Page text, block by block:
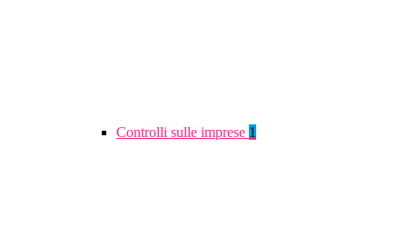
Controlli sulle imprese 1